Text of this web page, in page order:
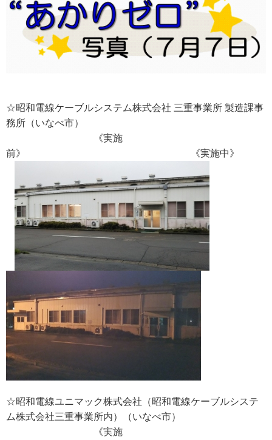
☆昭和電線ケーブルシステム株式会社 三重事業所 製造課事
務所（いなべ市）
《実施
前》 《実施中》
☆昭和電線ユニマック株式会社（昭和電線ケーブルシステ
ム株式会社三重事業所内）（いなべ市）
《実施